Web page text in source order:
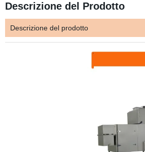
Descrizione del Prodotto
Descrizione del prodotto